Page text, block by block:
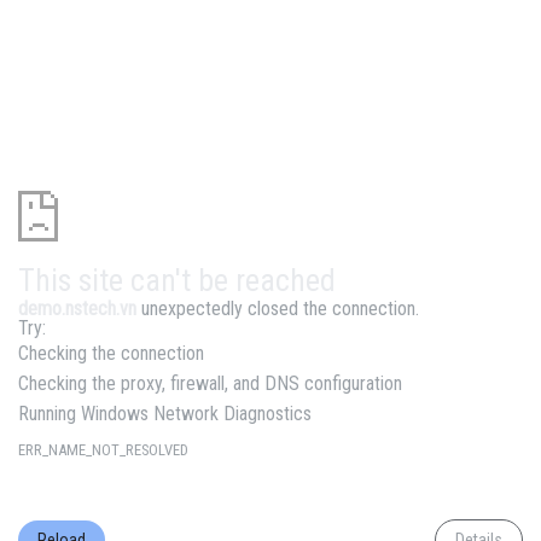
unexpectedly closed the connection.
Try:
Checking the connection
Checking the proxy, firewall, and DNS configuration
Running Windows Network Diagnostics
ERR_NAME_NOT_RESOLVED